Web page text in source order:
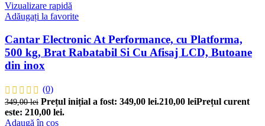
Vizualizare rapidă
Adăugați la favorite
Cantar Electronic At Performance, cu Platforma,
500 kg, Brat Rabatabil Si Cu Afisaj LCD, Butoane
din inox
(0)
349,00lei Prețul inițial a fost: 349,00 lei.210,00 leiPrețul curent
este: 210,00 lei.
Adaugă în coș